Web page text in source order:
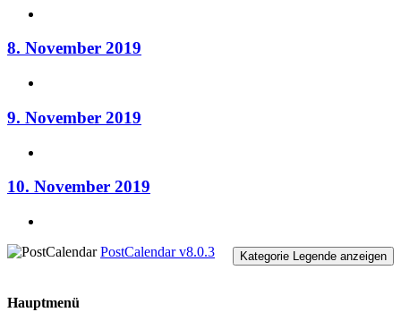
8. November 2019
9. November 2019
10. November 2019
Kategorie Legende anzeigen
PostCalendar v8.0.3
Hauptmenü